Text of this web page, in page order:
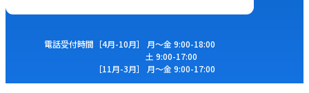
電話受付時間 ［4⽉-10⽉］ ⽉〜⾦ 9:00-18:00
⼟ 9:00-17:00
［11⽉-3⽉］ ⽉〜⾦ 9:00-17:00